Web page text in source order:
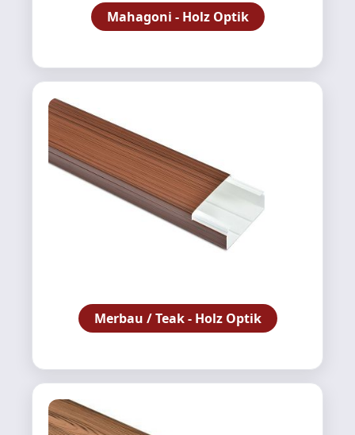
Mahagoni - Holz Optik
Merbau / Teak - Holz Optik